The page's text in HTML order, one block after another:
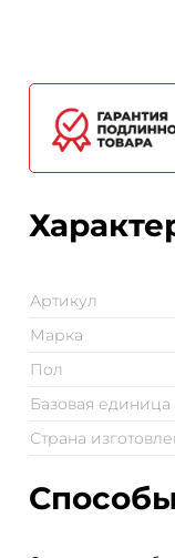
Артикул
Марка
Пол
Базовая единица
Страна